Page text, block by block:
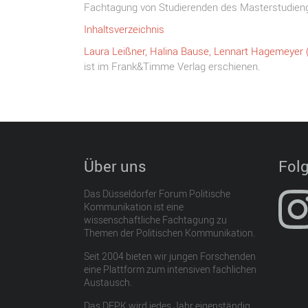
Fachtagung von Studierenden des
Inhaltsverzeichnis
Laura Leißner, Halina Bause, Lennart
ist im Frank&Timme Verlag erschienen.
Über uns
Das Düsseldorfer Forum Politische
Kommunikation ist eine
wissenschaftliche Fachtagung zu
Themen der Politischen Kommunikation.
Seit 2004 bieten wir jungen Forschenden
eine Plattform zum intensiven fachlichen
Austausch.